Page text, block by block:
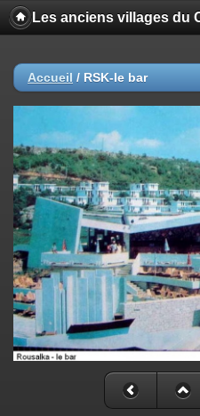
Les anciens villages du
Accueil / RSK-le bar